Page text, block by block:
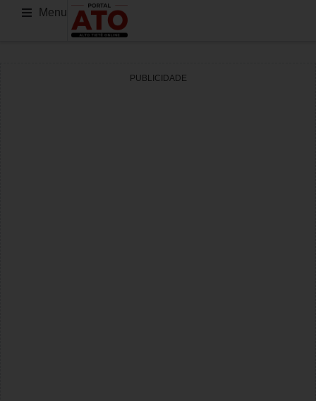
Menu
PUBLICIDADE